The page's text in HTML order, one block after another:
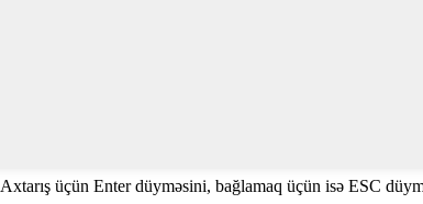
Axtarış üçün Enter düyməsini, bağlamaq üçün isə ESC